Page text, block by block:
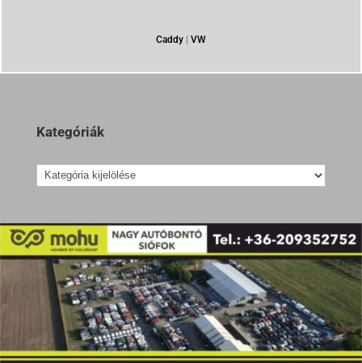
Caddy | VW
Kategóriák
Kategóriák